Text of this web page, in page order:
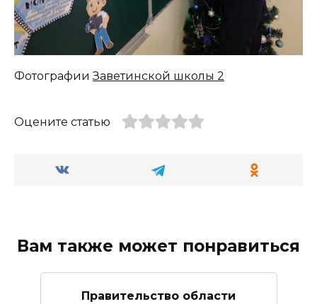
ФотографииЗаветинской школы 2
Оцените статью
Вам также может понравиться
Правительство области